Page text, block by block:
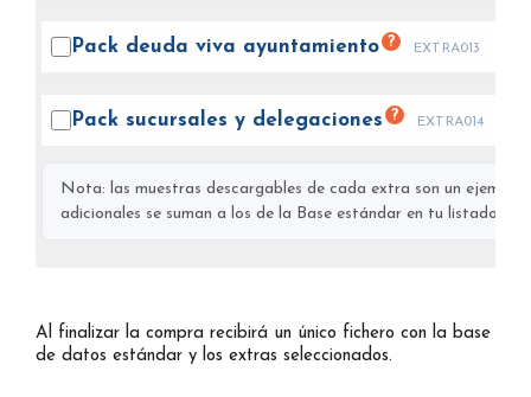
Pack deuda viva ayuntamiento ? EXTRA013
Pack sucursales y delegaciones ? EXTRA014
Nota: las muestras descargables de cada extra son un
adicionales se suman a los de la Base estándar en tu listado
Al finalizar la compra recibirá un único fichero con la base
de datos estándar y los extras seleccionados.